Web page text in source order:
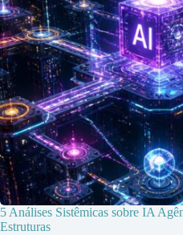
5 Análises Sistêmicas sobre IA
Estruturas